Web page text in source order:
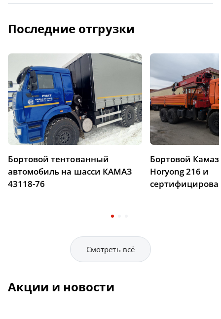
Последние отгрузки
Бортовой тентованный
автомобиль на шасси КАМАЗ
43118-76
Бортовой
Horyong 216 и
Смотреть всё
Акции и новости